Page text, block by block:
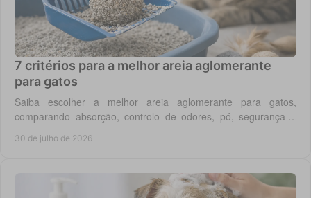
7 critérios para a melhor areia aglomerante
para gatos
Saiba escolher a melhor areia aglomerante para gatos,
comparando absorção, controlo de odores, pó, segurança e
30 de julho de 2026